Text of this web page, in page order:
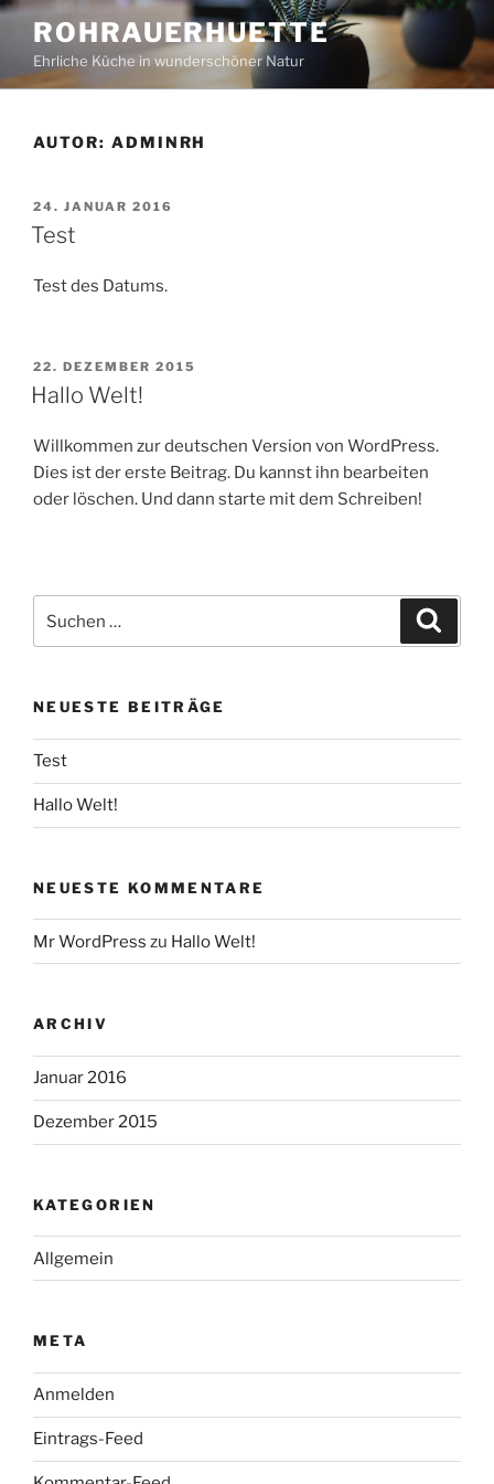
Zum
Inhalt
springen
ROHRAUERHUETTE
Ehrliche Küche in wunderschöner Natur
AUTOR: ADMINRH
VERÖFFENTLICHT
AM
24. JANUAR 2016
Test
Test des Datums.
VERÖFFENTLICHT
AM
22. DEZEMBER 2015
Hallo Welt!
Willkommen zur deutschen Version von WordPress.
Dies ist der erste Beitrag. Du kannst ihn bearbeiten
oder löschen. Und dann starte mit dem Schreiben!
nach:
NEUESTE BEITRÄGE
Test
Hallo Welt!
NEUESTE KOMMENTARE
Mr WordPress zu Hallo Welt!
ARCHIV
Januar 2016
Dezember 2015
KATEGORIEN
Allgemein
META
Anmelden
Eintrags-Feed